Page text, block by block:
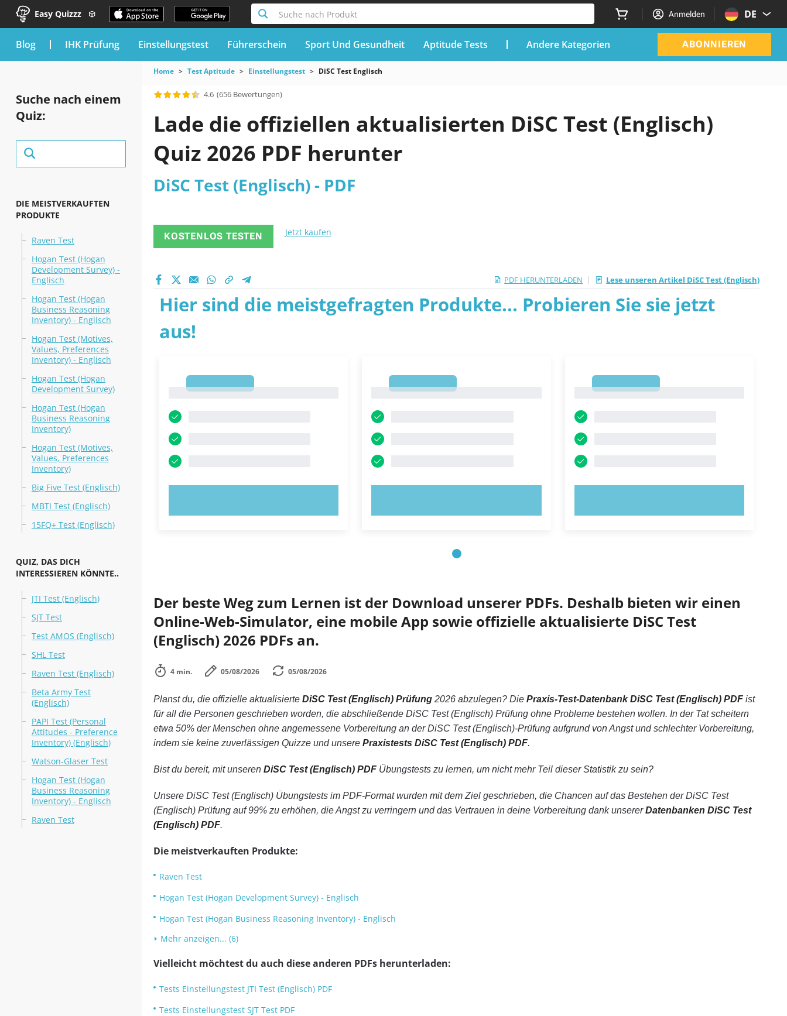
Easy Quizzz Suche nach Produkt Anmelden DE
blog IHK Prüfung Einstellungstest Führerschein Sport Und Gesundheit Aptitude Tests Andere Kategorien ABONNIEREN
Suche nach einem
Quiz:
DIE MEISTVERKAUFTEN
PRODUKTE
Raven Test
Hogan Test (Hogan
Development Survey) -
Englisch
Hogan Test (Hogan
Business Reasoning
Inventory) - Englisch
Hogan Test (Motives,
Values, Preferences
Inventory) - Englisch
Hogan Test (Hogan
Development Survey)
Hogan Test (Hogan
Business Reasoning
Inventory)
Hogan Test (Motives,
Values, Preferences
Inventory)
Big Five Test (Englisch)
MBTI Test (Englisch)
15FQ+ Test (Englisch)
QUIZ, DAS DICH
INTERESSIEREN KÖNNTE..
JTI Test (Englisch)
SJT Test
Test AMOS (Englisch)
SHL Test
Raven Test (Englisch)
Beta Army Test
(Englisch)
PAPI Test (Personal
Attitudes - Preference
Inventory) (Englisch)
Watson-Glaser Test
Hogan Test (Hogan
Business Reasoning
Inventory) - Englisch
Raven Test
Home Test Aptitude Einstellungstest DiSC Test Englisch
4.6 (656 Bewertungen)
Lade die offiziellen aktualisierten DiSC Test (Englisch)
Quiz 2026 PDF herunter
DiSC Test (Englisch) - PDF
KOSTENLOS TESTEN Jetzt kaufen
PDF HERUNTERLADEN | Lese unseren Artikel DiSC Test (Englisch)
Hier sind die meistgefragten Produkte... Probieren Sie sie jetzt
aus!
Der beste Weg zum Lernen ist der Download unserer PDFs. Deshalb bieten wir einen
Online-Web-Simulator, eine mobile App sowie offizielle aktualisierte DiSC Test
(Englisch) 2026 PDFs an.
4 min. 05/08/2026 05/08/2026
Planst du, die offizielle aktualisierte DiSC Test (Englisch) Prüfung2026 abzulegen? Die Praxis-Test-Datenbank DiSC Test (Englisch) PDFist
für all die Personen geschrieben worden, die abschließende DiSC Test (Englisch) Prüfung ohne Probleme bestehen wollen. In der Tat scheitern
etwa 50% der Menschen ohne angemessene Vorbereitung an der DiSC Test (Englisch)-Prüfung aufgrund von Angst und schlechter Vorbereitung,
indem sie keine zuverlässigen Quizze und unsere Praxistests DiSC Test (Englisch) PDF.
Bist du bereit, mit unseren DiSC Test (Englisch) PDFÜbungstests zu lernen, um nicht mehr Teil dieser Statistik zu sein?
Unsere DiSC Test (Englisch) Übungstests im PDF-Format wurden mit dem Ziel geschrieben, die Chancen auf das Bestehen der DiSC Test
(Englisch) Prüfung auf 99% zu erhöhen, die Angst zu verringern und das Vertrauen in deine Vorbereitung dank unsererDatenbanken DiSC Test
(Englisch) PDF.
Die meistverkauften Produkte:
Raven Test
Hogan Test (Hogan Development Survey) - Englisch
Hogan Test (Hogan Business Reasoning Inventory) - Englisch
Mehr anzeigen... (6)
Vielleicht möchtest du auch diese anderen PDFs herunterladen:
Tests Einstellungstest JTI Test (Englisch) PDF
Tests Einstellungstest SJT Test PDF